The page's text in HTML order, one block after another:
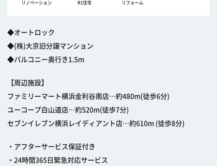
リノベーション R1住宅 リフォーム
◆オートロック
◆(株)大京旧分譲マンション
◆バルコニー奥行き1.5m
【周辺施設】
ファミリーマート横浜金利谷南店…約480m(徒歩6分)
ユーコープ白山道店…約520m(徒歩7分)
セブンイレブン横浜レイディアント店…約610m (徒歩8分)
・アフターサービス保証付き
・24時間365日緊急対応サービス